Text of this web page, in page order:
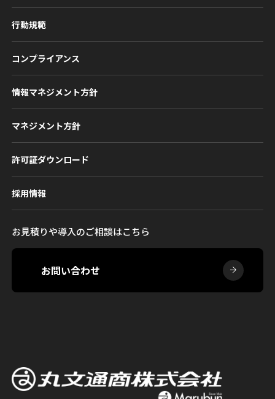
お見積りや導入のご相談はこちら
お問い合わせ
行動規範
コンプライアンス
情報マネジメント方針
マネジメント方針
許可証ダウンロード
採用情報